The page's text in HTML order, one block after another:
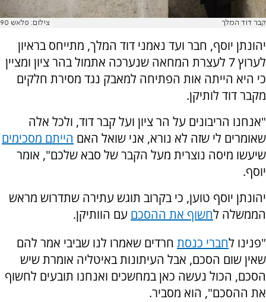
קבר דוד המלך צילום: פלאש 90
יהונתן יוסף, חבר ועד נאמני דוד המלך, מתייחס בראיון
לערוץ 7 לעצרת המחאה שנערכה אתמול בהר ציון ומציין
כי היא הייתה אות הפתיחה למאבק נגד מסירת חלקים
מקבר דוד לותיקן.
"אנחנו הריבונים על הר ציון ועל קבר דוד, ולכל אלה
שאומרים לי שזה לא נורא, אני שואל האם הייתם מסכימים
שיעשו מיסה נוצרית מעל הקבר של סבא שלכם", אומר
יוסף.
יהונתן יוסף טוען, כי בקרוב תוגש עתירה שתדרוש מראש
הממשלה לחשוף את ההסכם עם הוותיקן.
"פנינו לחברי כנסת חרדים שאמרו לנו שביבי אמר להם
שאין שום הסכם, אבל העיתונות באיטליה אומרת שיש
הסכם, הכול נעשה כאן במחשכים ואנחנו תובעים לחשוף
את ההסכם", הוא מסביר.